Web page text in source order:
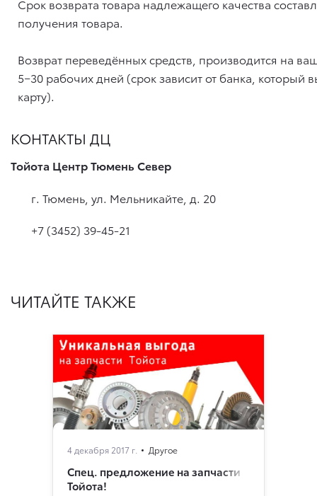
Срок возврата товара надлежащего качества
получения товара.
Возврат переведённых средств, производится на
5−30 рабочих дней (срок зависит от банка, который
карту).
КОНТАКТЫ ДЦ
Тойота Центр Тюмень Север
г. Тюмень, ул. Мельникайте, д. 20
+7 (3452) 39-45-21
ЧИТАЙТЕ ТАКЖЕ
4 декабря 2017 г. Другое
Спец. предложение на запчасти
Тойота!